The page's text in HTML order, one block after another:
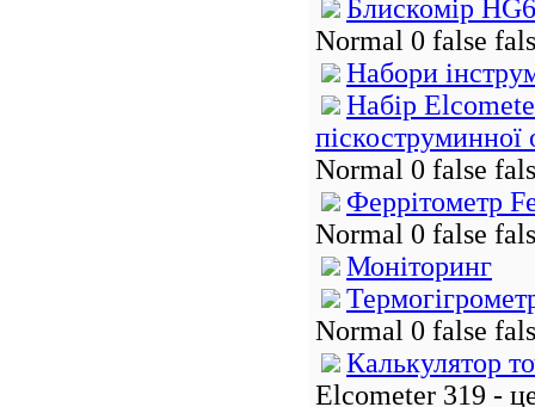
Блискомір
Normal 0 false
Набори
Набір
піскоструминної
Normal 0 false
Феррітометр
Normal 0 false
Моніторинг
Normal 0 false
Калькулятор
Elcometer 319 -